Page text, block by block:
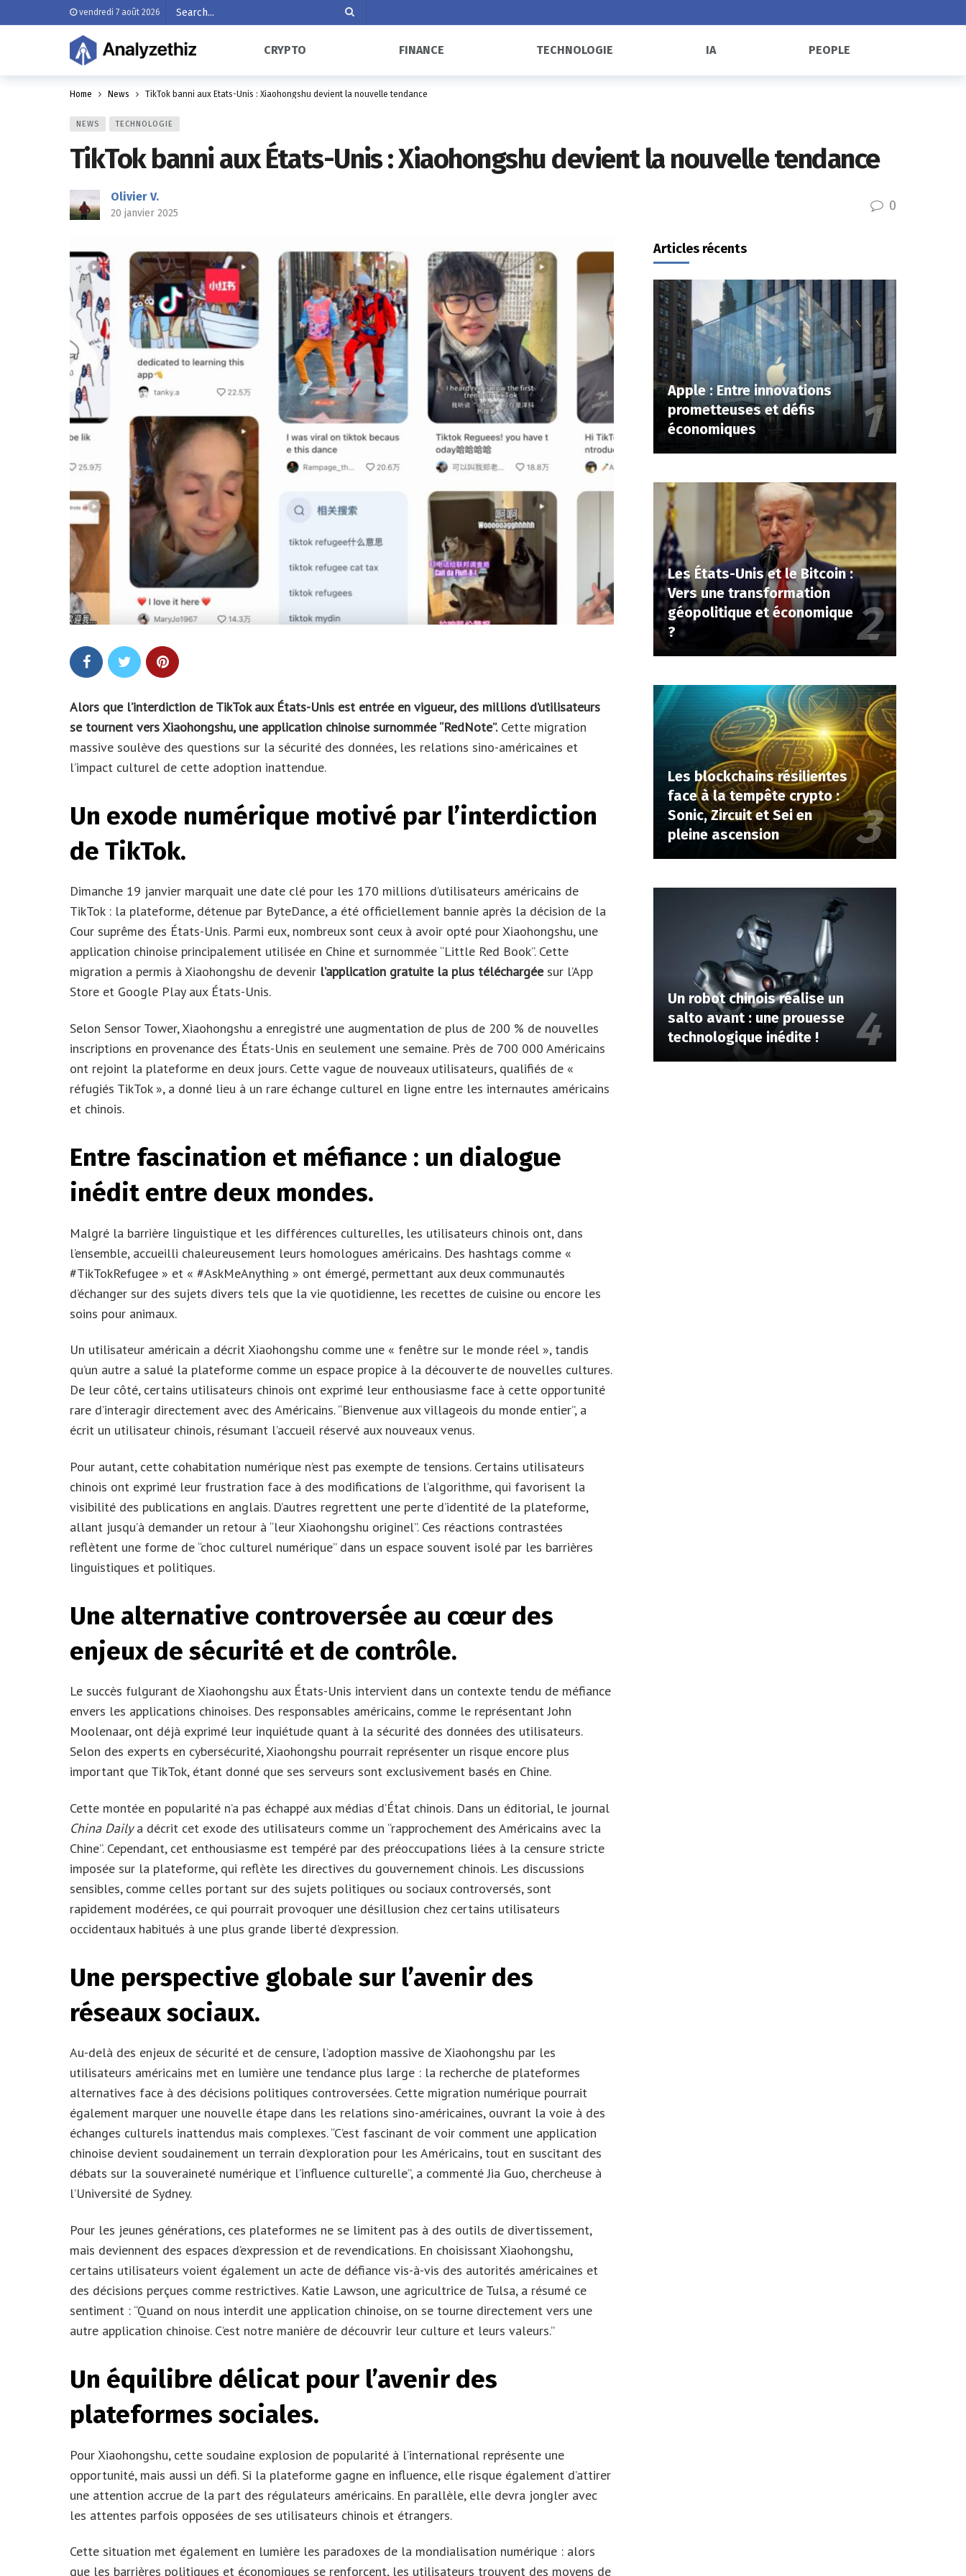
vendredi 7 août 2026
CRYPTO FINANCE TECHNOLOGIE IA PEOPLE
Home News TikTok banni aux États-Unis : Xiaohongshu devient la nouvelle tendance
NEWS TECHNOLOGIE
TikTok banni aux États-Unis : Xiaohongshu devient la nouvelle tendance
Olivier V.
20 janvier 2025 0
Alors que l’interdiction de TikTok aux États-Unis est entrée en vigueur, des millions d’utilisateurs
se tournent vers Xiaohongshu, une application chinoise surnommée “RedNote”.Cette migration
massive soulève des questions sur la sécurité des données, les relations sino-américaines et
l’impact culturel de cette adoption inattendue.
Un exode numérique motivé par l’interdiction
de TikTok.
Dimanche 19 janvier marquait une date clé pour les 170 millions d’utilisateurs américains de
TikTok : la plateforme, détenue par ByteDance, a été officiellement bannie après la décision de la
Cour suprême des États-Unis. Parmi eux, nombreux sont ceux à avoir opté pour Xiaohongshu, une
application chinoise principalement utilisée en Chine et surnommée “Little Red Book”. Cette
migration a permis à Xiaohongshu de devenir l’application gratuite la plus téléchargéesur l’App
Store et Google Play aux États-Unis.
Selon Sensor Tower, Xiaohongshu a enregistré une augmentation de plus de 200 % de nouvelles
inscriptions en provenance des États-Unis en seulement une semaine. Près de 700 000 Américains
ont rejoint la plateforme en deux jours. Cette vague de nouveaux utilisateurs, qualifiés de «
réfugiés TikTok », a donné lieu à un rare échange culturel en ligne entre les internautes américains
et chinois.
Entre fascination et méfiance : un dialogue
inédit entre deux mondes.
Malgré la barrière linguistique et les différences culturelles, les utilisateurs chinois ont, dans
l’ensemble, accueilli chaleureusement leurs homologues américains. Des hashtags comme «
#TikTokRefugee » et « #AskMeAnything » ont émergé, permettant aux deux communautés
d’échanger sur des sujets divers tels que la vie quotidienne, les recettes de cuisine ou encore les
soins pour animaux.
Un utilisateur américain a décrit Xiaohongshu comme une « fenêtre sur le monde réel », tandis
qu’un autre a salué la plateforme comme un espace propice à la découverte de nouvelles cultures.
De leur côté, certains utilisateurs chinois ont exprimé leur enthousiasme face à cette opportunité
rare d’interagir directement avec des Américains. “Bienvenue aux villageois du monde entier”, a
écrit un utilisateur chinois, résumant l’accueil réservé aux nouveaux venus.
Pour autant, cette cohabitation numérique n’est pas exempte de tensions. Certains utilisateurs
chinois ont exprimé leur frustration face à des modifications de l’algorithme, qui favorisent la
visibilité des publications en anglais. D’autres regrettent une perte d’identité de la plateforme,
allant jusqu’à demander un retour à “leur Xiaohongshu originel”. Ces réactions contrastées
reflètent une forme de “choc culturel numérique” dans un espace souvent isolé par les barrières
linguistiques et politiques.
Une alternative controversée au cœur des
enjeux de sécurité et de contrôle.
Le succès fulgurant de Xiaohongshu aux États-Unis intervient dans un contexte tendu de méfiance
envers les applications chinoises. Des responsables américains, comme le représentant John
Moolenaar, ont déjà exprimé leur inquiétude quant à la sécurité des données des utilisateurs.
Selon des experts en cybersécurité, Xiaohongshu pourrait représenter un risque encore plus
important que TikTok, étant donné que ses serveurs sont exclusivement basés en Chine.
Cette montée en popularité n’a pas échappé aux médias d’État chinois. Dans un éditorial, le journal
China Dailya décrit cet exode des utilisateurs comme un “rapprochement des Américains avec la
Chine”. Cependant, cet enthousiasme est tempéré par des préoccupations liées à la censure stricte
imposée sur la plateforme, qui reflète les directives du gouvernement chinois. Les discussions
sensibles, comme celles portant sur des sujets politiques ou sociaux controversés, sont
rapidement modérées, ce qui pourrait provoquer une désillusion chez certains utilisateurs
occidentaux habitués à une plus grande liberté d’expression.
Une perspective globale sur l’avenir des
réseaux sociaux.
Au-delà des enjeux de sécurité et de censure, l’adoption massive de Xiaohongshu par les
utilisateurs américains met en lumière une tendance plus large : la recherche de plateformes
alternatives face à des décisions politiques controversées. Cette migration numérique pourrait
également marquer une nouvelle étape dans les relations sino-américaines, ouvrant la voie à des
échanges culturels inattendus mais complexes. “C’est fascinant de voir comment une application
chinoise devient soudainement un terrain d’exploration pour les Américains, tout en suscitant des
débats sur la souveraineté numérique et l’influence culturelle”, a commenté Jia Guo, chercheuse à
l’Université de Sydney.
Pour les jeunes générations, ces plateformes ne se limitent pas à des outils de divertissement,
mais deviennent des espaces d’expression et de revendications. En choisissant Xiaohongshu,
certains utilisateurs voient également un acte de défiance vis-à-vis des autorités américaines et
des décisions perçues comme restrictives. Katie Lawson, une agricultrice de Tulsa, a résumé ce
sentiment : “Quand on nous interdit une application chinoise, on se tourne directement vers une
autre application chinoise. C’est notre manière de découvrir leur culture et leurs valeurs.”
Un équilibre délicat pour l’avenir des
plateformes sociales.
Pour Xiaohongshu, cette soudaine explosion de popularité à l’international représente une
opportunité, mais aussi un défi. Si la plateforme gagne en influence, elle risque également d’attirer
une attention accrue de la part des régulateurs américains. En parallèle, elle devra jongler avec
les attentes parfois opposées de ses utilisateurs chinois et étrangers.
Cette situation met également en lumière les paradoxes de la mondialisation numérique : alors
que les barrières politiques et économiques se renforcent, les utilisateurs trouvent des moyens de
Articles récents
Apple : Entre innovations
prometteuses et défis
économiques
Les États-Unis et le Bitcoin :
Vers une transformation
géopolitique et économique
?
Les blockchains résilientes
face à la tempête crypto :
Sonic, Zircuit et Sei en
pleine ascension
Un robot chinois réalise un
salto avant : une prouesse
technologique inédite !